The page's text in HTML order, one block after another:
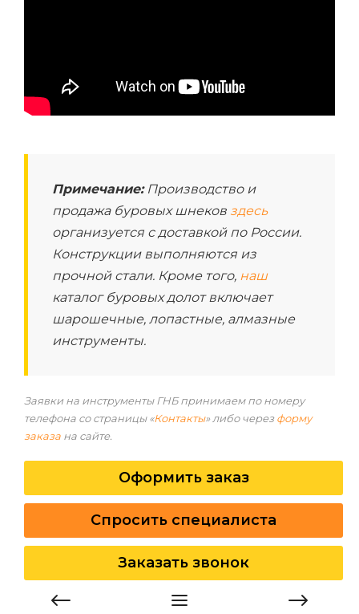
Примечание:Производство и
продажа буровых шнеков здесь
организуется с доставкой по России.
Конструкции выполняются из
прочной стали. Кроме того, наш
каталог буровых долот включает
шарошечные, лопастные, алмазные
инструменты.
Заявки на инструменты ГНБ принимаем по номеру
телефона со страницы «Контакты» либо черезформу
заказа на сайте.
Оформить заказ
Спросить специалиста
Заказать звонок